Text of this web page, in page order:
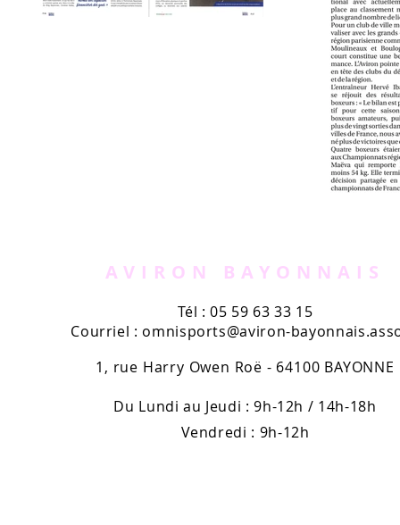
AVIRON BAYONNAIS
Tél : 05 59 63 33 15
Courriel : omnisports@aviron-
1, rue Harry Owen Roë - 64100 BAYONNE
Du Lundi au Jeudi : 9h-12h / 14h-18h
Vendredi : 9h-12h